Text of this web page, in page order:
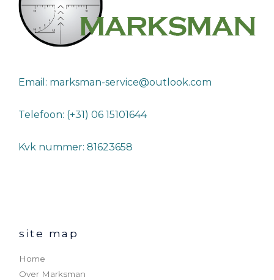
Email: marksman-service@outlook.com
Telefoon: (+31) 06 15101644
Kvk nummer: 81623658
site map
Home
Over Marksman